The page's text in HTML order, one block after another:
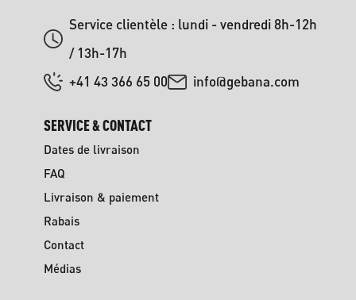
Service clientèle : lundi - vendredi 8h-12h
/ 13h-17h
+41 43 366 65 00
info@gebana.com
SERVICE & CONTACT
Dates de livraison
FAQ
Livraison & paiement
Rabais
Contact
Médias